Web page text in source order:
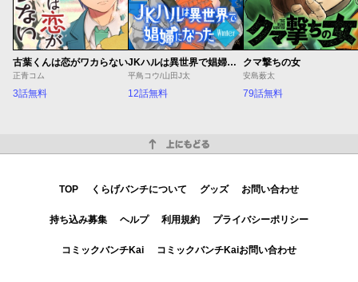
古葉くんは恋がワカらない
正青コム
3話無料
JKハルは異世界で娼婦になった Winter
平鳥コウ/山田J太
12話無料
クマ撃ちの女
安島薮太
79話無料
TOP くらげバンチについて グッズ お問い合わせ
持ち込み募集 ヘルプ 利用規約 プライバシーポリシー
コミックバンチKai コミックバンチKaiお問い合わせ